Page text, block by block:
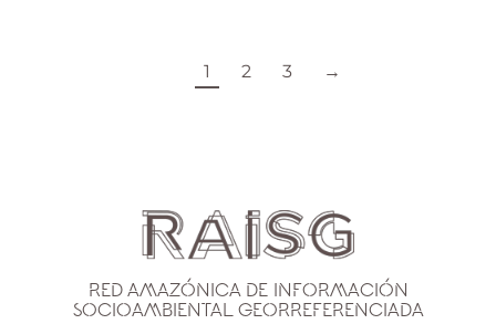
1 2 3 →
Red Amazónica de Información
Socioambiental Georreferenciada